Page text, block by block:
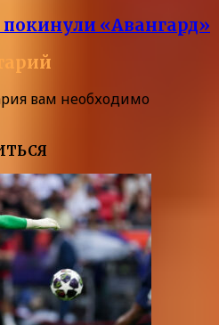
«Авангард»
вам необходимо